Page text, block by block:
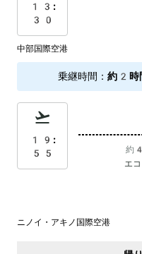
13:
30
中部国際空港
乗継時間 ： 約2
19:
55
約
エ
ニノイ・アキノ国際空港